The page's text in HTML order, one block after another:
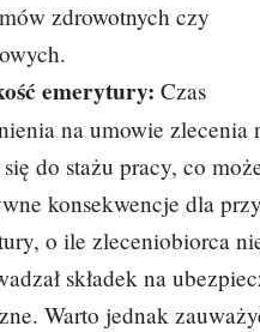
zdrowotnych czy
emerytury: Czas
na umowie zlecenia
do stażu pracy, co
konsekwencje dla
o ile zleceniobiorca
składek na
Warto jednak